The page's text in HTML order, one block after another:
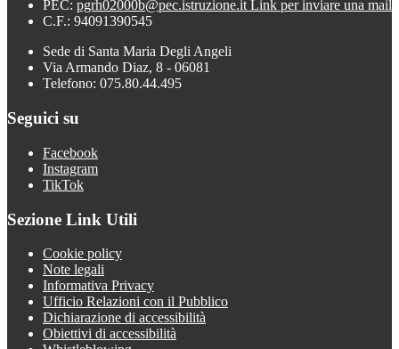
PEC: pgrh02000b@pec.istruzione.itLink per inviare una mail
C.F.: 94091390545
Sede di Santa Maria Degli Angeli
Via Armando Diaz, 8 - 06081
Telefono: 075.80.44.495
Seguici su
Facebook
Instagram
TikTok
Sezione Link Utili
Cookie policy
Note legali
Informativa Privacy
Ufficio Relazioni con il Pubblico
Dichiarazione di accessibilità
Obiettivi di accessibilità